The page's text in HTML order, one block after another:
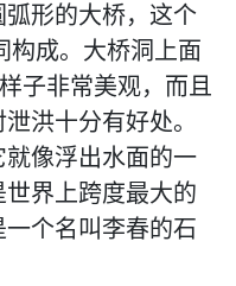
形的大桥，这个
构成。大桥洞上面
子非常美观，而且
洪十分有好处。
像浮出水面的一
界上跨度最大的
个名叫李春的石